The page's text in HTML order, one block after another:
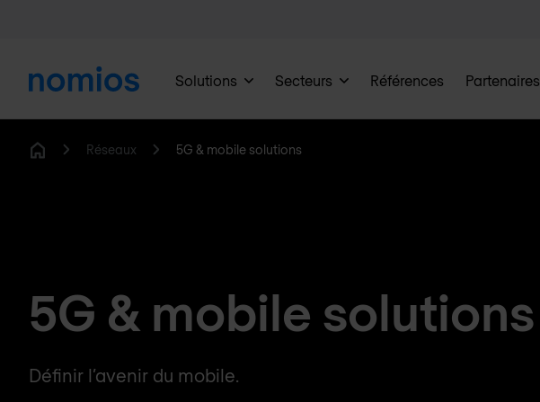
Solutions Secteurs Références Partenaires
Réseaux 5G & mobile solutions
5G & mobile solutions
Définir l’avenir du mobile.